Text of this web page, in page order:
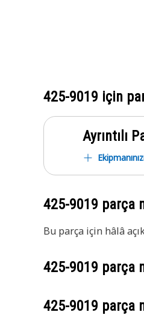
425-9019 için
Ayrıntılı
425-9019 parça
Bu parça için hâlâ
425-9019 parça
425-9019 parça